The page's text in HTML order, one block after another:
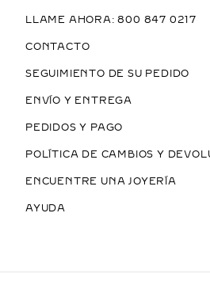
LLAME AHORA: 800 847 0217
CONTACTO
SEGUIMIENTO DE SU PEDIDO
ENVÍO Y ENTREGA
PEDIDOS Y PAGO
POLÍTICA DE CAMBIOS Y
ENCUENTRE UNA JOYERÍA
AYUDA